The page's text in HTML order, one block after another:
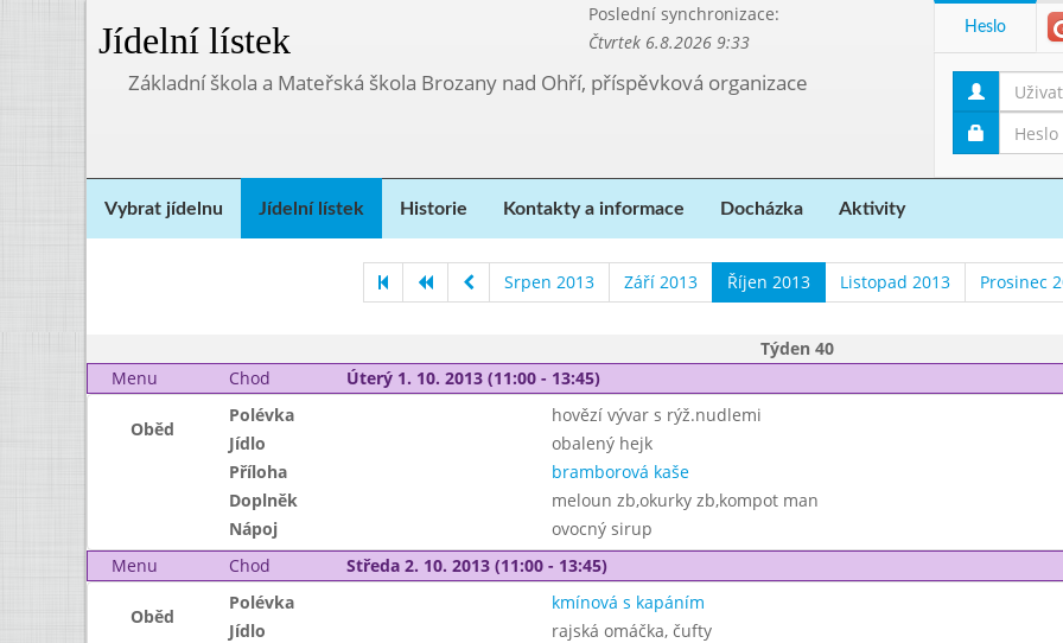
Jídelní lístek
Poslední synchronizace:
Čtvrtek 6.8.2026 9:33
Základní škola a Mateřská škola Brozany nad Ohří, příspěvková organizace
Heslo
Vybrat jídelnu Jídelní lístek Historie Kontakty a informace Docházka Aktivity
Srpen 2013 Září 2013 Říjen 2013 Listopad 2013 Prosinec
Týden 40
Menu
Chod Úterý 1. 10. 2013 (11:00 - 13:45)
Oběd
Polévka
hovězí vývar s rýž.nudlemi
Jídlo
obalený hejk
Příloha
bramborová kaše
Doplněk
meloun zb,okurky zb,kompot man
Nápoj
ovocný sirup
Menu
Chod Středa 2. 10. 2013 (11:00 - 13:45)
Oběd
Polévka
kmínová s kapáním
Jídlo
rajská omáčka, čufty